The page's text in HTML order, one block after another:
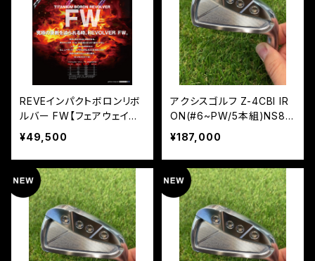
REVEインパクトボロンリボ
ルバー FW【フェアウェイ用
シャフト】
¥49,500
アクシスゴルフ Z-4CBI IR
ON(#6~PW/5本組)NS85
0 NEO
¥187,000